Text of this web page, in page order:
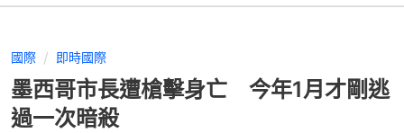
國際 即時國際
墨西哥市長遭槍擊身亡 今年1月才剛逃
過一次暗殺